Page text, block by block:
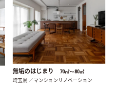
無垢のはじまり 70㎡〜80㎡
埼玉県 ／マンションリノベーション